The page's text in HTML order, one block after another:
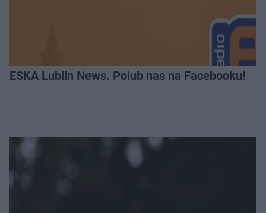
ESKA Lublin News. Polub nas na Facebooku!